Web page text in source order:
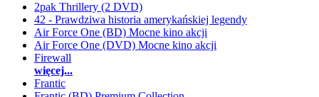
2pak Thrillery (2 DVD)
42 - Prawdziwa historia amerykańskiej legendy
Air Force One (BD) Mocne kino akcji
Air Force One (DVD) Mocne kino akcji
Firewall
więcej...
Frantic